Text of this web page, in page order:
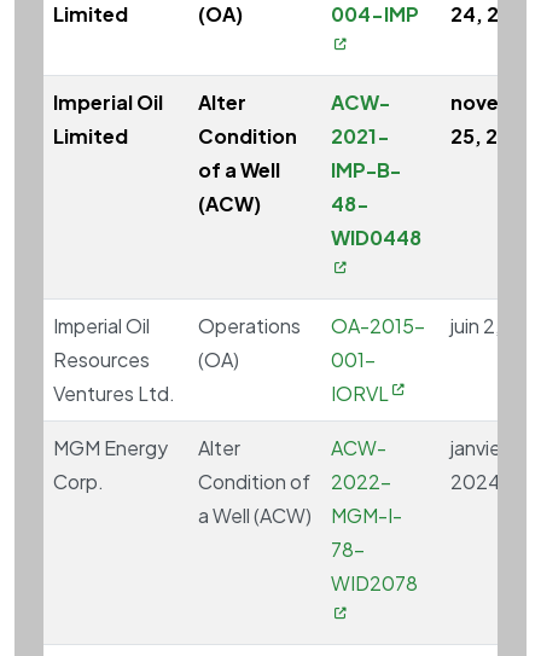
Limited (OA) 004-IMP 24, 2021
Imperial Oil
Limited
Alter
Condition
of a Well
(ACW)
ACW-
2021-
IMP-B-
48-
WID0448
25, 2021
Imperial Oil
Resources
Ventures Ltd.
Operations
(OA)
OA-2015-
001-
IORVL
juin 2,
MGM Energy
Corp.
Alter
Condition of
a Well (ACW)
ACW-
2022-
MGM-I-
78-
WID2078
janvier 4,
2024